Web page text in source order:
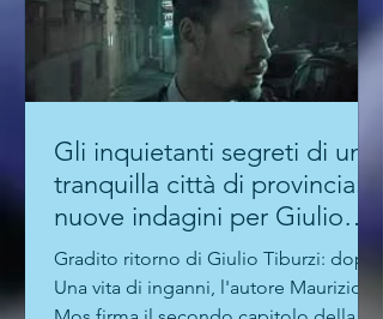
Gli inquietanti segreti di una
tranquilla città di provincia:
nuove indagini per Giulio
Tiburzi
Gradito ritorno di Giulio Tiburzi: dopo